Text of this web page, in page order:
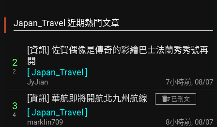
Japan_Travel 近期熱門文章
2
2
[資訊] 佐賀偶像是傳奇的彩繪巴士法蘭秀秀號再
開
[Japan_Travel ]
JyJian 7小時前, 08/07
3
4
[資訊] 華航即將開航北九州航線 已刪文
[Japan_Travel ]
marklin709 8小時前, 08/07